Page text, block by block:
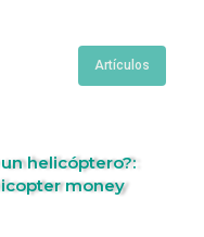
Artículos
helicóptero?:
money